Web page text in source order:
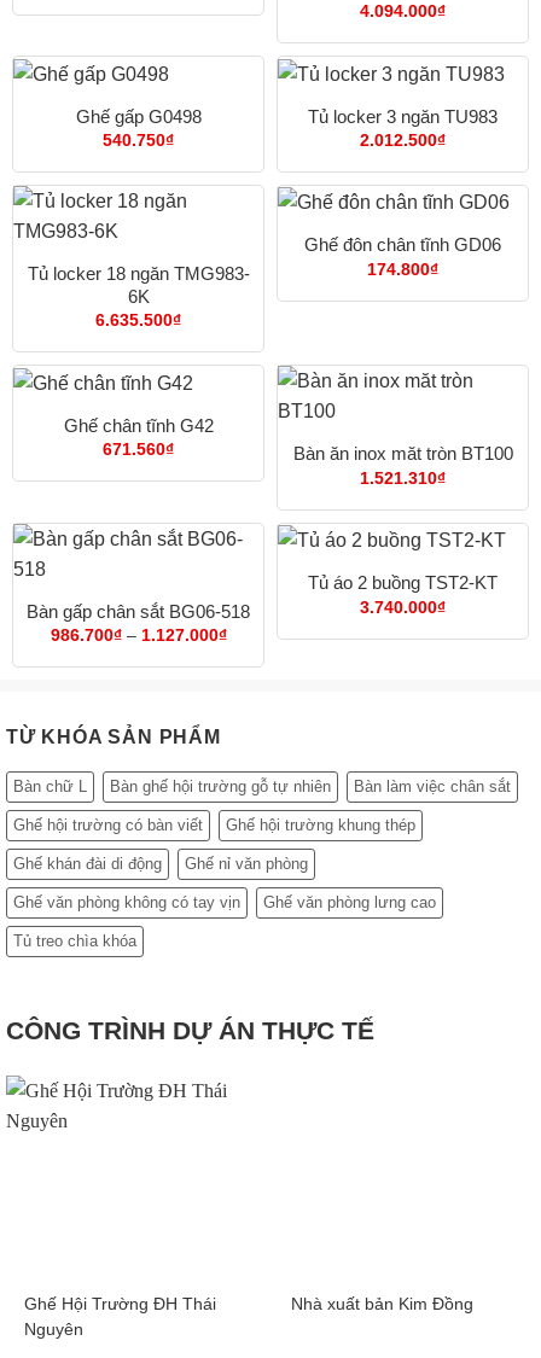
4.094.000₫
Ghế gấp G0498
540.750₫
Tủ locker 3 ngăn TU983
2.012.500₫
Tủ locker 18 ngăn TMG983-
6K
6.635.500₫
Ghế đôn chân tĩnh GD06
174.800₫
Ghế chân tĩnh G42
671.560₫ Bàn ăn inox măt tròn BT100
1.521.310₫
Bàn gấp chân sắt BG06-518
986.700₫ – 1.127.000₫Khoảng
từ
Tủ áo 2 buồng TST2-KT
3.740.000₫
TỪ KHÓA SẢN PHẨM
Bàn chữ L Bàn ghế hội trường gỗ tự nhiên Bàn làm việc chân sắt
Ghế hội trường có bàn viết Ghế hội trường khung thép
Ghế khán đài di động Ghế nỉ văn phòng
Ghế văn phòng không có tay vịn Ghế văn phòng lưng cao
Tủ treo chìa khóa
CÔNG TRÌNH DỰ ÁN THỰC TẾ
Ghế Hội Trường ĐH Thái
Nguyên
Nhà xuất bản Kim Đồng